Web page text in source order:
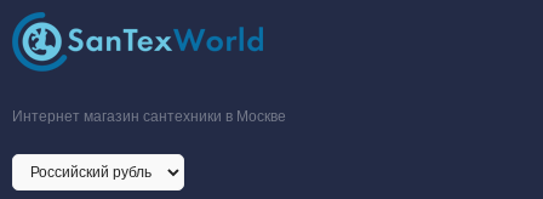
Вес
Интернет магазин сантехники в Москве